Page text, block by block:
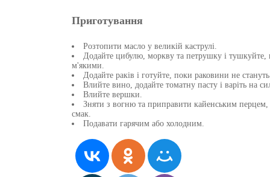
Приготування
Розтопити масло у великій каструлі.
Додайте цибулю, моркву та петрушку і тушкуйте,
м'якими.
Додайте раків і готуйте, поки раковини не
Влийте вино, додайте томатну пасту і варіть на
Влийте вершки.
Зняти з вогню та приправити кайенським перцем,
смак.
Подавати гарячим або холодним.